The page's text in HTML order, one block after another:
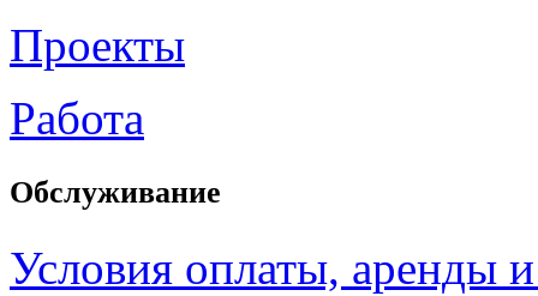
Проекты
Работа
Обслуживание
Условия оплаты, аренды